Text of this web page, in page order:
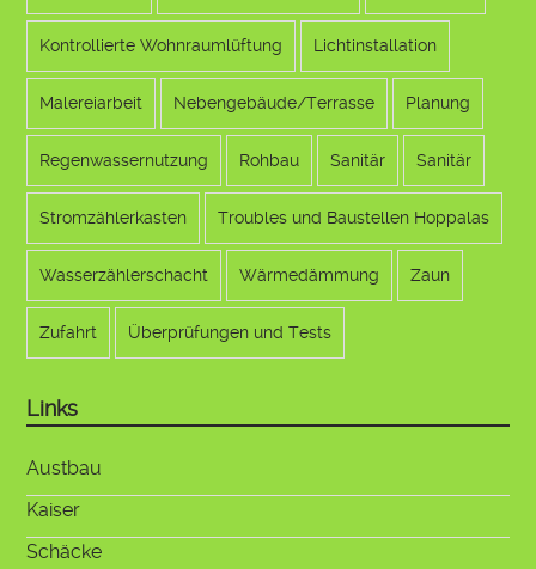
Kontrollierte Wohnraumlüftung Lichtinstallation
Malereiarbeit Nebengebäude/Terrasse Planung
Regenwassernutzung Rohbau Sanitär Sanitär
Stromzählerkasten Troubles und Baustellen Hoppalas
Wasserzählerschacht Wärmedämmung Zaun
Zufahrt Überprüfungen und Tests
Links
Austbau
Kaiser
Schäcke